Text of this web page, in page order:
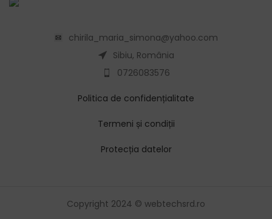
chirila_maria_simona@yahoo.com
Sibiu, România
0726083576
Politica de confidențialitate
Termeni și condiții
Protecția datelor
Copyright 2024 © webtechsrd.ro